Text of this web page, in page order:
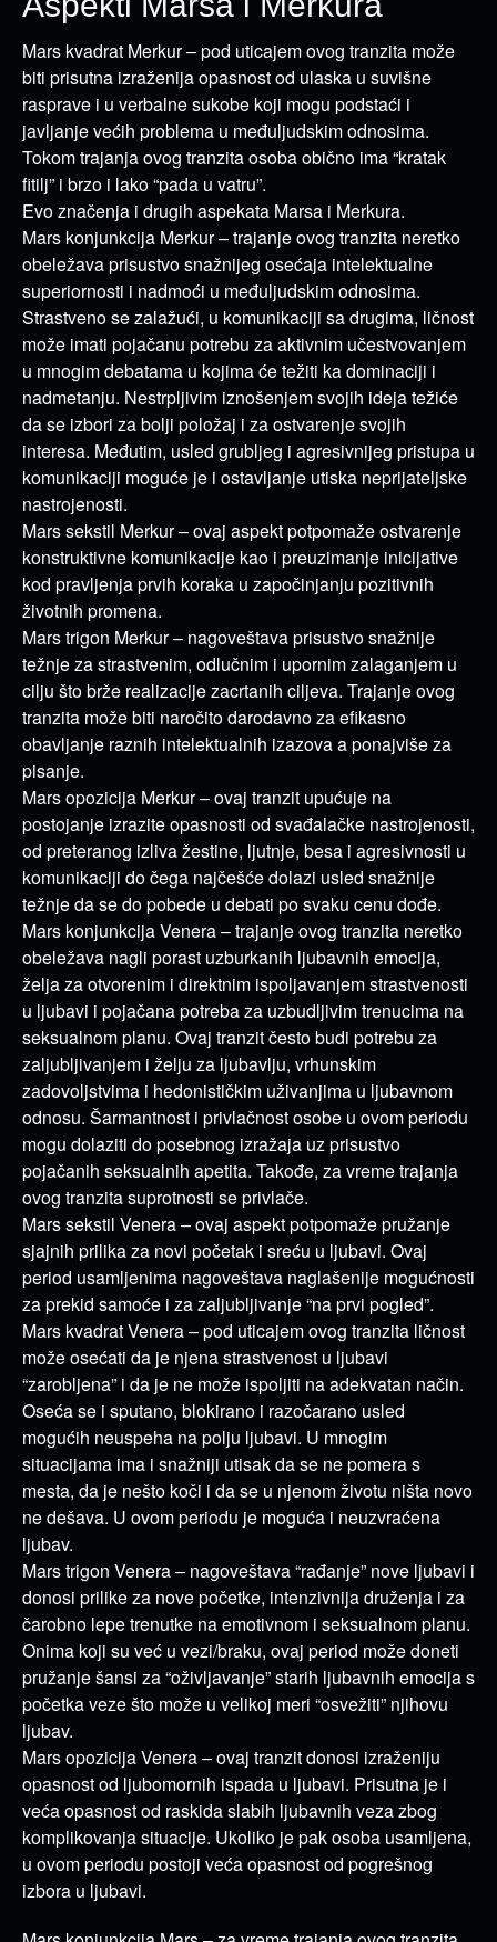
Mars kvadrat Merkur – pod uticajem ovog tranzita može
biti prisutna izraženija opasnost od ulaska u suvišne
rasprave i u verbalne sukobe koji mogu podstaći i
javljanje većih problema u međuljudskim odnosima.
Tokom trajanja ovog tranzita osoba obično ima “kratak
fitilj” i brzo i lako “pada u vatru”.
Evo značenja i drugih aspekata Marsa i Merkura.
Mars konjunkcija Merkur – trajanje ovog tranzita neretko
obeležava prisustvo snažnijeg osećaja intelektualne
superiornosti i nadmoći u međuljudskim odnosima.
Strastveno se zalažući, u komunikaciji sa drugima, ličnost
može imati pojačanu potrebu za aktivnim učestvovanjem
u mnogim debatama u kojima će težiti ka dominaciji i
nadmetanju. Nestrpljivim iznošenjem svojih ideja težiće
da se izbori za bolji položaj i za ostvarenje svojih
interesa. Međutim, usled grubljeg i agresivnijeg pristupa u
komunikaciji moguće je i ostavljanje utiska neprijateljske
nastrojenosti.
Mars sekstil Merkur – ovaj aspekt potpomaže ostvarenje
konstruktivne komunikacije kao i preuzimanje inicijative
kod pravljenja prvih koraka u započinjanju pozitivnih
životnih promena.
Mars trigon Merkur – nagoveštava prisustvo snažnije
težnje za strastvenim, odlučnim i upornim zalaganjem u
cilju što brže realizacije zacrtanih ciljeva. Trajanje ovog
tranzita može biti naročito darodavno za efikasno
obavljanje raznih intelektualnih izazova a ponajviše za
pisanje.
Mars opozicija Merkur – ovaj tranzit upućuje na
postojanje izrazite opasnosti od svađalačke nastrojenosti,
od preteranog izliva žestine, ljutnje, besa i agresivnosti u
komunikaciji do čega najčešće dolazi usled snažnije
težnje da se do pobede u debati po svaku cenu dođe.
Mars konjunkcija Venera – trajanje ovog tranzita neretko
obeležava nagli porast uzburkanih ljubavnih emocija,
želja za otvorenim i direktnim ispoljavanjem strastvenosti
u ljubavi i pojačana potreba za uzbudljivim trenucima na
seksualnom planu. Ovaj tranzit često budi potrebu za
zaljubljivanjem i želju za ljubavlju, vrhunskim
zadovoljstvima i hedonističkim uživanjima u ljubavnom
odnosu. Šarmantnost i privlačnost osobe u ovom periodu
mogu dolaziti do posebnog izražaja uz prisustvo
pojačanih seksualnih apetita. Takođe, za vreme trajanja
ovog tranzita suprotnosti se privlače.
Mars sekstil Venera – ovaj aspekt potpomaže pružanje
sjajnih prilika za novi početak i sreću u ljubavi. Ovaj
period usamljenima nagoveštava naglašenije mogućnosti
za prekid samoće i za zaljubljivanje “na prvi pogled”.
Mars kvadrat Venera – pod uticajem ovog tranzita ličnost
može osećati da je njena strastvenost u ljubavi
“zarobljena” i da je ne može ispoljiti na adekvatan način.
Oseća se i sputano, blokirano i razočarano usled
mogućih neuspeha na polju ljubavi. U mnogim
situacijama ima i snažniji utisak da se ne pomera s
mesta, da je nešto koči i da se u njenom životu ništa novo
ne dešava. U ovom periodu je moguća i neuzvraćena
ljubav.
Mars trigon Venera – nagoveštava “rađanje” nove ljubavi i
donosi prilike za nove početke, intenzivnija druženja i za
čarobno lepe trenutke na emotivnom i seksualnom planu.
Onima koji su već u vezi/braku, ovaj period može doneti
pružanje šansi za “oživljavanje” starih ljubavnih emocija s
početka veze što može u velikoj meri “osvežiti” njihovu
ljubav.
Mars opozicija Venera – ovaj tranzit donosi izraženiju
opasnost od ljubomornih ispada u ljubavi. Prisutna je i
veća opasnost od raskida slabih ljubavnih veza zbog
komplikovanja situacije. Ukoliko je pak osoba usamljena,
u ovom periodu postoji veća opasnost od pogrešnog
izbora u ljubavi.